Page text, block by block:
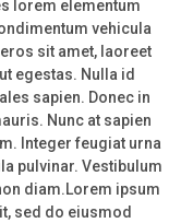
lorem elementum
vehicula
sit amet, laoreet
egestas. Nulla id
sapien. Donec in
Nunc at sapien
Integer feugiat urna
pulvinar. Vestibulum
diam.Lorem ipsum
sed do eiusmod